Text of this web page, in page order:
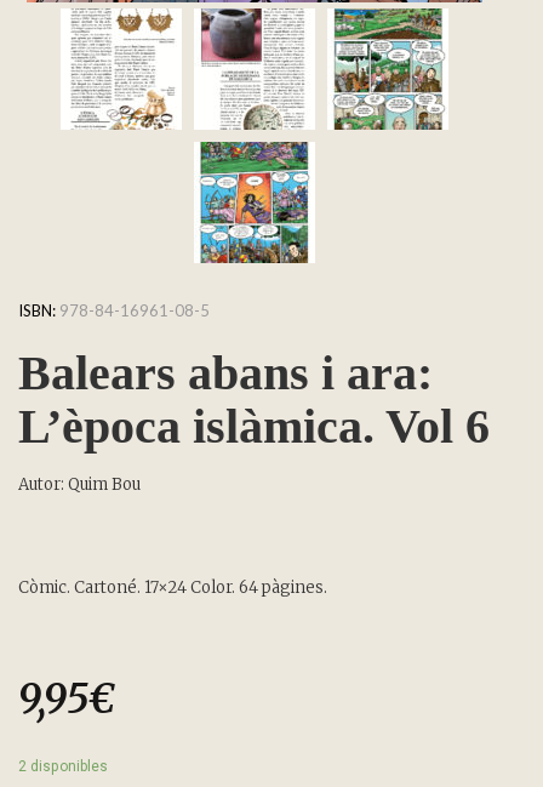
ISBN: 978-84-16961-08-5
Balears abans i ara:
L’època islàmica. Vol 6
Autor: Quim Bou
Còmic. Cartoné. 17×24 Color. 64 pàgines.
9,95€
2 disponibles